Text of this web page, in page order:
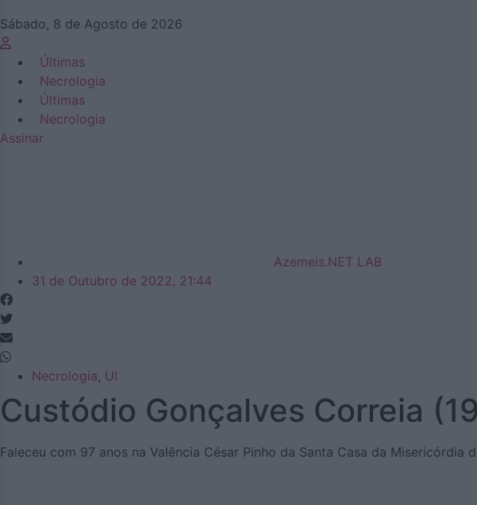
Sábado, 8 de Agosto de 2026
Últimas
Necrologia
Últimas
Necrologia
Assinar
Azemeis.NET LAB
31 de Outubro de 2022, 21:44
Necrologia, Ul
Custódio Gonçalves Correia
Faleceu com 97 anos na Valência César Pinho da Santa Casa da